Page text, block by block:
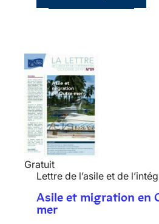
Gratuit
Lettre de l’asile et de
Asile et migration en
mer